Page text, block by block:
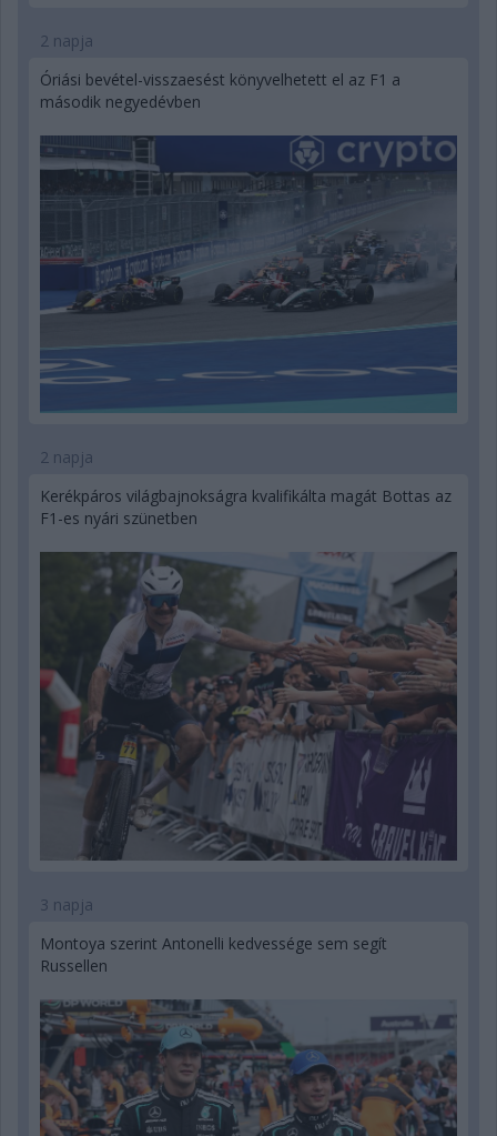
2 napja
Óriási bevétel-visszaesést könyvelhetett el az F1 a
második negyedévben
2 napja
Kerékpáros világbajnokságra kvalifikálta magát Bottas az
F1-es nyári szünetben
3 napja
Montoya szerint Antonelli kedvessége sem segít
Russellen